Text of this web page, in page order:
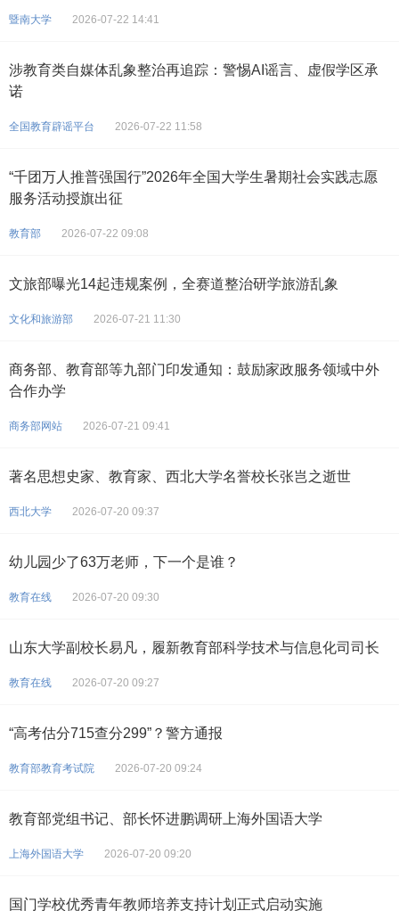
暨南大学 2026-07-22 14:41
涉教育类自媒体乱象整治再追踪：警惕AI谣言、虚假学区承
诺
全国教育辟谣平台 2026-07-22 11:58
“千团万人推普强国行”2026年全国大学生暑期社会实践志愿
服务活动授旗出征
教育部 2026-07-22 09:08
文旅部曝光14起违规案例，全赛道整治研学旅游乱象
文化和旅游部 2026-07-21 11:30
商务部、教育部等九部门印发通知：鼓励家政服务领域中外
合作办学
商务部网站 2026-07-21 09:41
著名思想史家、教育家、西北大学名誉校长张岂之逝世
西北大学 2026-07-20 09:37
幼儿园少了63万老师，下一个是谁？
教育在线 2026-07-20 09:30
山东大学副校长易凡，履新教育部科学技术与信息化司司长
教育在线 2026-07-20 09:27
“高考估分715查分299”？警方通报
教育部教育考试院 2026-07-20 09:24
教育部党组书记、部长怀进鹏调研上海外国语大学
上海外国语大学 2026-07-20 09:20
国门学校优秀青年教师培养支持计划正式启动实施